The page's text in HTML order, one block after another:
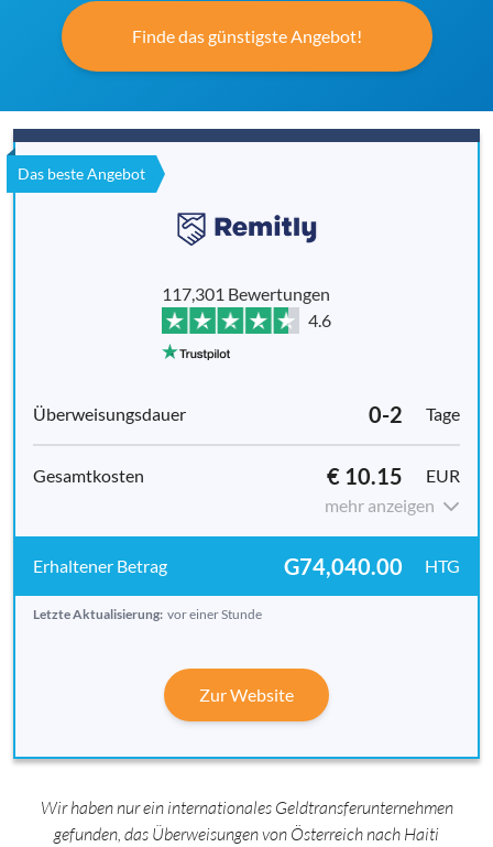
Finde das günstigste Angebot!
Das beste Angebot
117,301 Bewertungen
4.6
0-2 Tage
€ 10.15
EUR
mehr anzeigen
G74,040.00 HTG
Letzte Aktualisierung: vor einer Stunde
Zur Website
Wir haben nur ein internationales Geldtransferunternehmen
gefunden, das Überweisungen von Österreich nach Haiti